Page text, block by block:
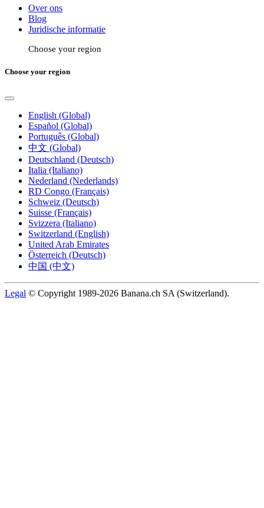
Over ons
Blog
Juridische informatie
Choose your region
Choose your region
English (Global)
Español (Global)
Português (Global)
中文 (Global)
Deutschland (Deutsch)
Italia (Italiano)
Nederland (Nederlands)
RD Congo (Français)
Schweiz (Deutsch)
Suisse (Français)
Svizzera (Italiano)
Switzerland (English)
United Arab Emirates
Österreich (Deutsch)
中国 (中文)
Legal © Copyright 1989-2026 Banana.ch SA (Switzerland).